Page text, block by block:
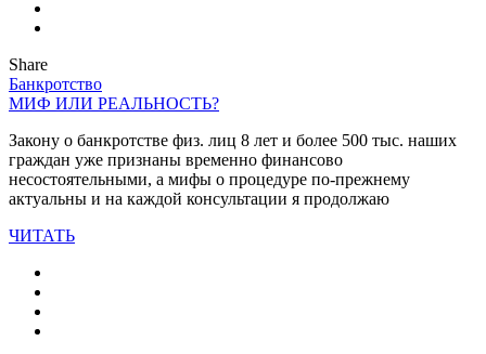
Share
Банкротство
МИФ ИЛИ РЕАЛЬНОСТЬ?
Закону о банкротстве физ. лиц 8 лет и более 500 тыс. наших
граждан уже признаны временно финансово
несостоятельными, а мифы о процедуре по-прежнему
актуальны и на каждой консультации я продолжаю
ЧИТАТЬ